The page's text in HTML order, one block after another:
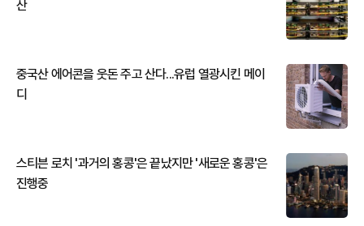
산
중국산 에어콘을 웃돈 주고 산다...유럽 열광시킨 메이
디
스티븐 로치 '과거의 홍콩'은 끝났지만 '새로운 홍콩'은
진행중